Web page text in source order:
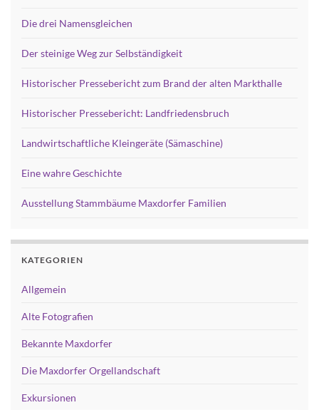
Die drei Namensgleichen
Der steinige Weg zur Selbständigkeit
Historischer Pressebericht zum Brand der alten Markthalle
Historischer Pressebericht: Landfriedensbruch
Landwirtschaftliche Kleingeräte (Sämaschine)
Eine wahre Geschichte
Ausstellung Stammbäume Maxdorfer Familien
KATEGORIEN
Allgemein
Alte Fotografien
Bekannte Maxdorfer
Die Maxdorfer Orgellandschaft
Exkursionen